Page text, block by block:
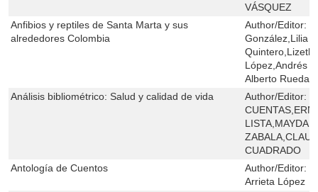
VÁSQUEZ
Anfibios y reptiles de Santa Marta y sus
alrededores Colombia
Author/Editor:
González,Lilia
Quintero,Lizeth
López,Andrés
Alberto Rueda-
Análisis bibliométrico: Salud y calidad de vida
Author/Editor:
LISTA,MAYDA
CUADRADO
Antología de Cuentos
Author/Editor:
Arrieta López